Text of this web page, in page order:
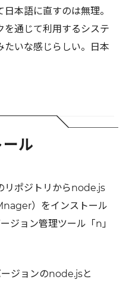
本語に直すのは無理。
を通じて利用するシステ
たいな感じらしい。日本
ル
ポジトリからnode.js
）をインストール
ジョン管理ツール「n」
ジョンのnode.jsと